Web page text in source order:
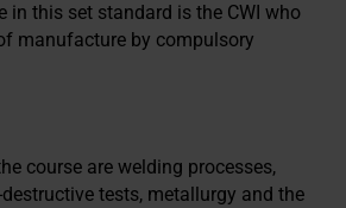
in this set standard is the CWI who
manufacture by compulsory
course are welding processes,
tests, metallurgy and the